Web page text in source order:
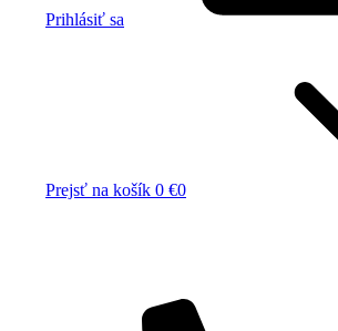
Prihlásiť sa
Prejsť na košík 0 €0